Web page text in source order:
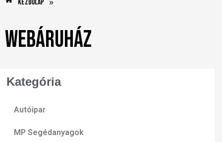
Kezdőlap »
Webáruház
Kategória
Autóipar
MP Segédanyagok